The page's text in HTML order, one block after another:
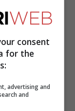
consent
for the
advertising and
and